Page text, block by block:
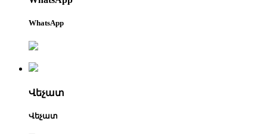
WhatsApp
Վեչատ
Վեչատ